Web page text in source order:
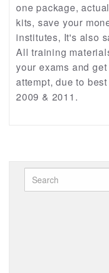
one package,
kits, save your
institutes, It's also
All training
your exams and
attempt, due to
2009 & 2011.